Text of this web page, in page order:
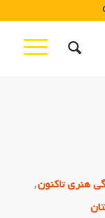
هنری تاکنون,